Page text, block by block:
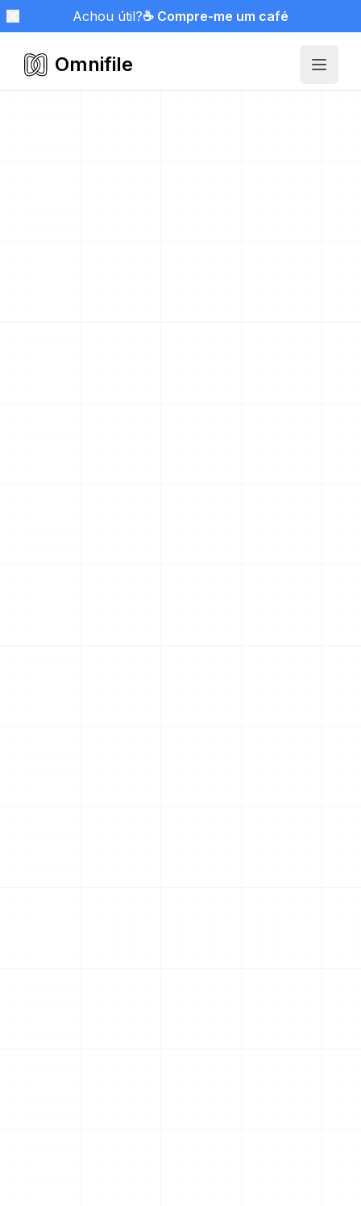
Achou útil?☕ Compre-me um café
Omnifile